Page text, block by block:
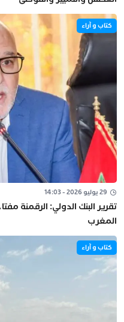
كتاب و آراء
29 يوليو 2026 - 14:03
تقرير البنك الدولي: الرقمنة
المغرب
كتاب و آراء